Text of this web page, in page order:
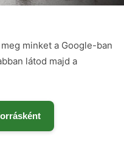
minket a Google-ban
látod majd a